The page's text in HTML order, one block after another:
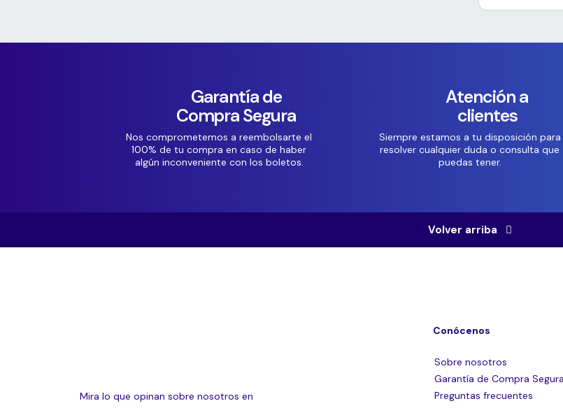
Garantía de
Compra Segura
Nos comprometemos a reembolsarte el
100% de tu compra en caso de haber
algún inconveniente con los boletos.
Atención a
clientes
Siempre estamos a tu disposición para
resolver cualquier duda o consulta que
puedas tener.
Volver arriba
Mira lo que opinan sobre nosotros en
Conócenos
Sobre nosotros
Garantía de Compra Segura
Preguntas frecuentes